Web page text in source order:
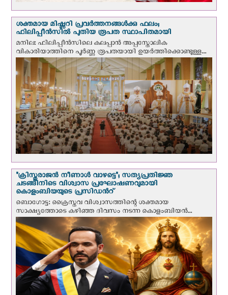
ശക്തമായ മിഷ്ണറി പ്രവർത്തനങ്ങൾക്കു ഫലം;
ഫിലിപ്പീൻസിൽ പുതിയ രൂപത സ്ഥാപിതമായി
മനില: ഫിലിപ്പീൻസിലെ കലപ്പാൻ അപ്പസ്തോലിക
വികാരിയാത്തിനെ പൂർണ്ണ രൂപതയായി ഉയർത്തിക്കൊണ്ടുള്ള...
"ക്രിസ്തുരാജന്‍ നീണാള്‍ വാഴട്ടെ"; സത്യപ്രതിജ്ഞ
ചടങ്ങിനിടെ വിശ്വാസ പ്രഘോഷണവുമായി
കൊളംബിയയുടെ പ്രസിഡന്‍റ്
ബൊഗോട്ട: ക്രൈസ്തവ വിശ്വാസത്തിന്റെ ശക്തമായ
സാക്ഷ്യത്തോടെ കഴിഞ്ഞ ദിവസം നടന്ന കൊളംബിയന്‍...